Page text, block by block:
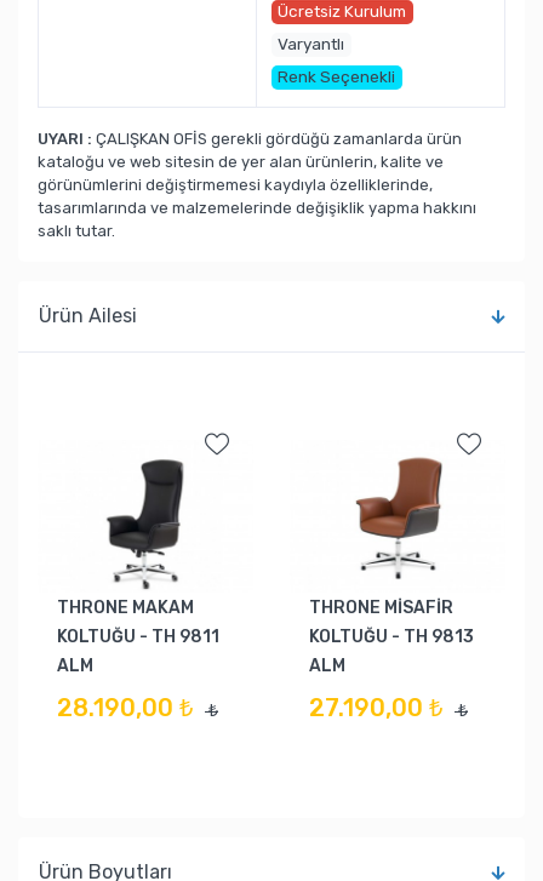
Ücretsiz Kurulum
Varyantlı
Renk Seçenekli
UYARI : ÇALIŞKAN OFİS gerekli gördüğü zamanlarda ürün
kataloğu ve web sitesin de yer alan ürünlerin, kalite ve
görünümlerini değiştirmemesi kaydıyla özelliklerinde,
tasarımlarında ve malzemelerinde değişiklik yapma hakkını
saklı tutar.
Ürün Ailesi
THRONE MAKAM
KOLTUĞU - TH 9811
ALM
28.190,00 ₺ ₺
THRONE MİSAFİR
KOLTUĞU - TH 9813
ALM
27.190,00 ₺ ₺
Ürün Boyutları